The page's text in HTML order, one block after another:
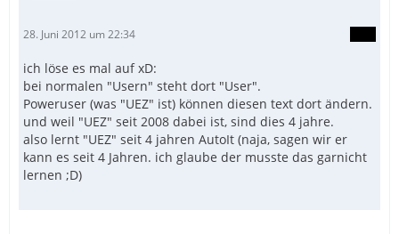
28. Juni 2012 um 22:34
ich löse es mal auf xD:
bei normalen "Usern" steht dort "User".
Poweruser (was "UEZ" ist) können diesen text dort ändern.
und weil "UEZ" seit 2008 dabei ist, sind dies 4 jahre.
also lernt "UEZ" seit 4 jahren AutoIt (naja, sagen wir er
kann es seit 4 Jahren. ich glaube der musste das garnicht
lernen ;D)